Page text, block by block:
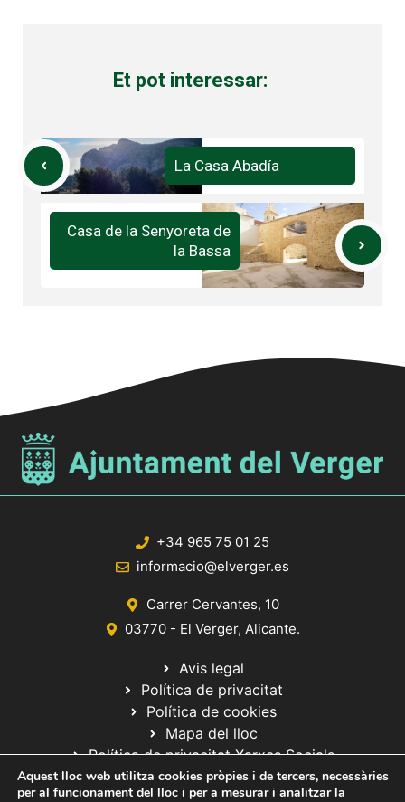
Et pot interessar:
La Casa Abadía
Casa de la Senyoreta de
la Bassa
+34 965 75 01 25
informacio@elverger.es
Carrer Cervantes, 10
03770 - El Verger, Alicante.
Avis legal
Política de privacitat
Política de cookies
Mapa del lloc
Política de privacitat Xarxes Socials
Aquest lloc web utilitza cookies pròpies i de tercers, necessàries
per al funcionament del lloc i per a mesurar i analitzar la